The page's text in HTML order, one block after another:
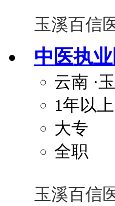
玉溪百信
中医执
云南 ·
1年以上
大专
全职
玉溪百信